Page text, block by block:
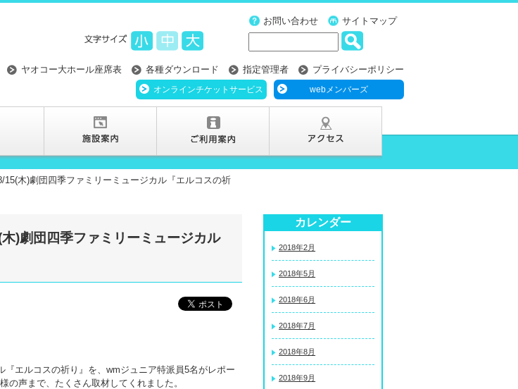
お問い合わせ サイトマップ
ヤオコー大ホール座席表 各種ダウンロード 指定管理者 プライバシーポリシー
オンラインチケットサービス webメンバーズ
15(木)劇団四季ファミリーミュージカル『エルコスの祈
カレンダー
2018年2月
2018年5月
2018年6月
2018年7月
2018年8月
2018年9月
)劇団四季ファミリーミュージカル
エルコスの祈り』を、wmジュニア特派員5名がレポー
の声まで、たくさん取材してくれました。